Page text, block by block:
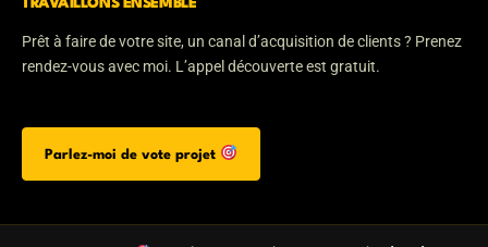
TRAVAILLONS ENSEMBLE
Prêt à faire de votre site, un canal d’acquisition de clients ? Prenez
rendez-vous avec moi. L’appel découverte est gratuit.
Parlez-moi de vote projet